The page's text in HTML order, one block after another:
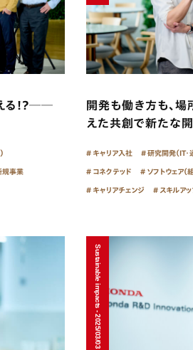
える!?──
規事業
開発も働き方も、
えた共創で新たな
キャリア入社 研究開発（IT・
コネクテッド ソフトウェア（
キャリアチェンジ スキルア
Sustainable impacts - 2025/03/03